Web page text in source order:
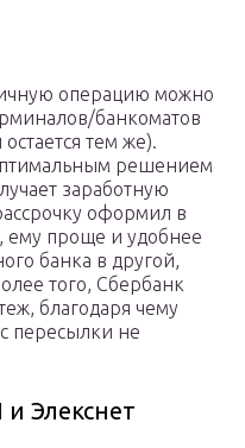
операцию можно
банкоматов
тем же).
решением
заработную
оформил в
ему проще и удобнее
банка в другой,
того, Сбербанк
благодаря чему
пересылки не
Элекснет